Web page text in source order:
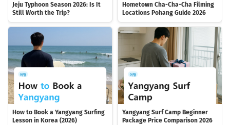
Jeju Typhoon Season 2026: Is It
Still Worth the Trip?
Hometown Cha-Cha-Cha Filming
Locations Pohang Guide 2026
How to Book a Yangyang Surfing
Lesson in Korea (2026)
Yangyang Surf Camp Beginner
Package Price Comparison 2026